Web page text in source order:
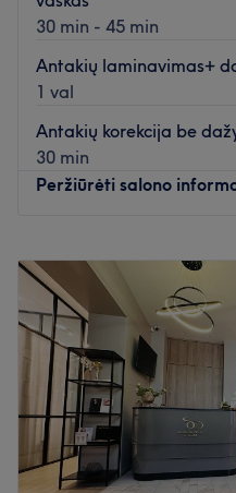
30 min - 45 min
Antakių laminavimas+
1 val
Antakių korekcija be
30 min
Peržiūrėti salono
Antradienis
Trečiadienis
Ketvirtadienis
Penktadienis
Šeštadienis
Sekmadienis
Telefonspynėje
aukštą (durys po kairę).